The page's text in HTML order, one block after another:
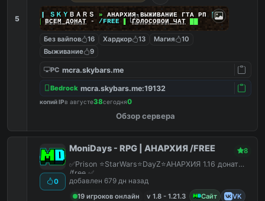
5 ＳＫＹ ＢＡＲＳ » АНАРХИЯ ВЫЖИВАНИЕ ГТА РП |||
ВСЕМ ДОНАТ- /FREE ▌ГОЛОСОВОЙ ЧАТ
Без вайпов 16 Хардкор 13 Магия
10
Выживание
9
PC mcra.skybars.me
Bedrock mcra.skybars.me:19132
копий IPв августе38сегодня0
Обзор сервера
0
MoniDays - RPG | АНАРХИЯ /FREE 8
✅Prison ⭐StarWars⭐DayZ⭐АНАРХИЯ 1.16 донат
/free ✅
добавлен 679 дн назад
19 игроков онлайн
v 1.8 - 1.21.3 Сайт
VK